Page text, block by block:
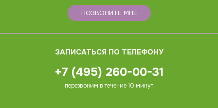
ПОЗВОНИТЕ МНЕ
ЗАПИСАТЬСЯ ПО ТЕЛЕФОНУ
+7 (495) 260-00-31
перезвоним в течение 10 минут